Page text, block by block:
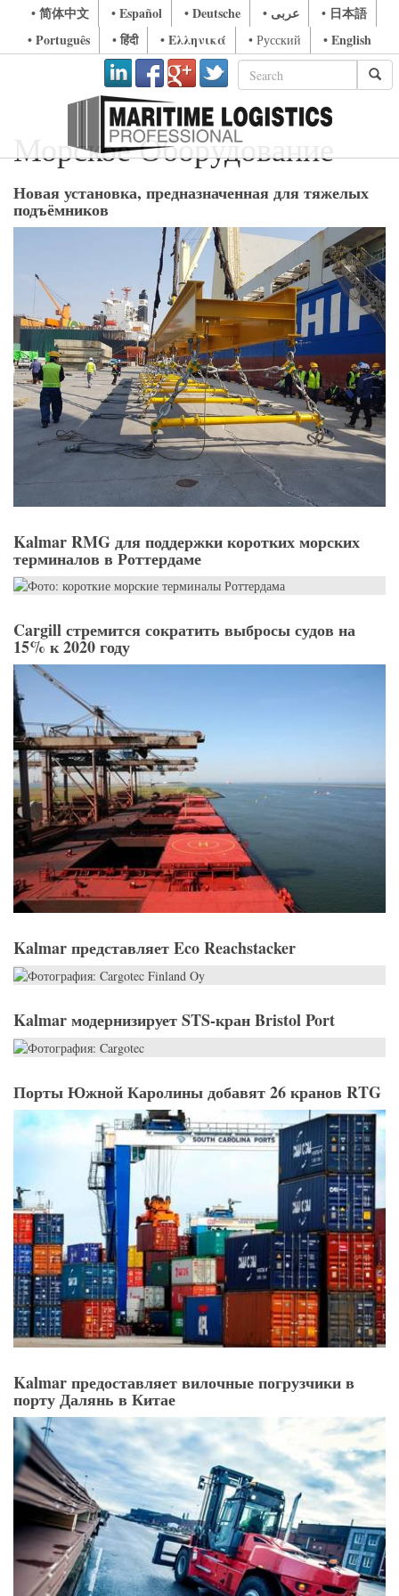
• 简体中文 • Español • Deutsche • عربى
• 日本語
• Português
• हिंदी • Ελληνικά • Русский • English
Морское Оборудование
Новая установка, предназначенная для тяжелых
подъёмников
Kalmar RMG для поддержки коротких морских
терминалов в Роттердаме
Cargill стремится сократить выбросы судов на
15% к 2020 году
Kalmar представляет Eco Reachstacker
Kalmar модернизирует STS-кран Bristol Port
Порты Южной Каролины добавят 26 кранов RTG
Kalmar предоставляет вилочные погрузчики в
порту Далянь в Китае